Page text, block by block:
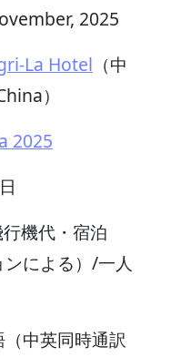
2025
La Hotel （中
）
2025
機代・宿泊
による）/一人
中英同時通訳